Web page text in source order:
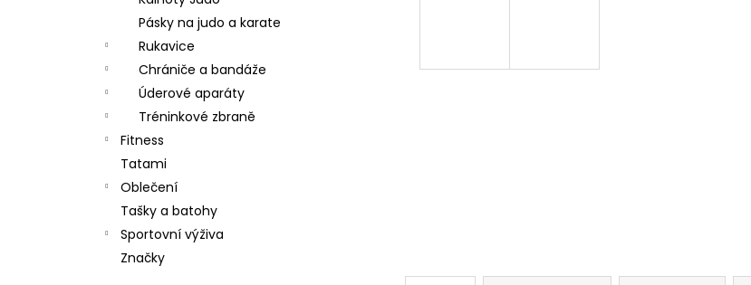
Pásky na judo a karate
Rukavice
Chrániče a bandáže
Úderové aparáty
Tréninkové zbraně
Fitness
Tatami
Oblečení
Tašky a batohy
Sportovní výživa
Značky
600 Kč